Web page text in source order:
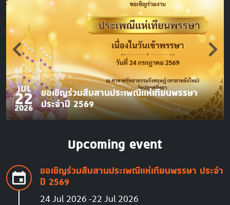
JUL
22
2026
ขอเชิญร่วมสืบสานประเพณีแห่เทียนพรรษา
ประจำปี 2569
Upcoming event
ขอเชิญร่วมสืบสานประเพณีแห่เทียนพรรษา ประจำ
ปี 2569
24 Jul 2026 22 Jul 2026